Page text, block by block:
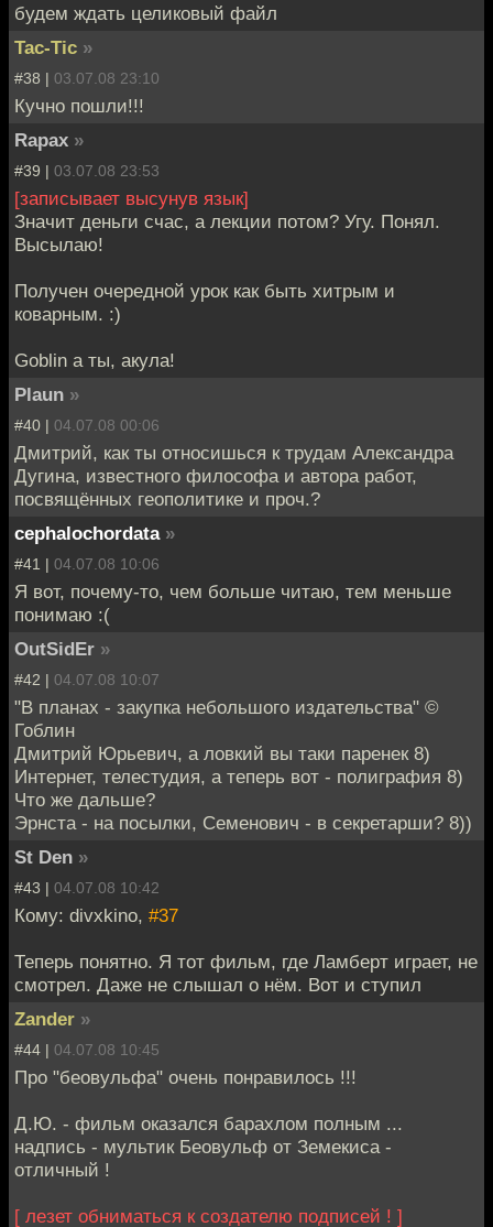
будем ждать целиковый файл
Tac-Tic »
#38 | 03.07.08 23:10
Кучно пошли!!!
Rapax »
#39 | 03.07.08 23:53
[записывает высунув язык]
Значит деньги счас, а лекции потом? Угу. Понял.
Высылаю!
Получен очередной урок как быть хитрым и
коварным. :)
Goblin а ты, акула!
Plaun »
#40 | 04.07.08 00:06
Дмитрий, как ты относишься к трудам Александра
Дугина, известного философа и автора работ,
посвящённых геополитике и проч.?
cephalochordata »
#41 | 04.07.08 10:06
Я вот, почему-то, чем больше читаю, тем меньше
понимаю :(
OutSidEr »
#42 | 04.07.08 10:07
"В планах - закупка небольшого издательства" ©
Гоблин
Дмитрий Юрьевич, а ловкий вы таки паренек 8)
Интернет, телестудия, а теперь вот - полиграфия 8)
Что же дальше?
Эрнста - на посылки, Семенович - в секретарши? 8))
St Den »
#43 | 04.07.08 10:42
Кому: divxkino, #37
Теперь понятно. Я тот фильм, где Ламберт играет, не
смотрел. Даже не слышал о нём. Вот и ступил
Zander »
#44 | 04.07.08 10:45
Про "беовульфа" очень понравилось !!!
Д.Ю. - фильм оказался барахлом полным ...
надпись - мультик Беовульф от Земекиса -
отличный !
[ лезет обниматься к создателю подписей ! ]